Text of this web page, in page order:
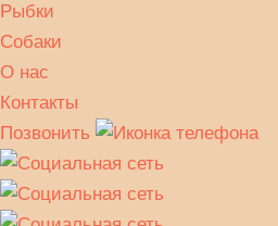
Рыбки
Собаки
О нас
Контакты
Позвонить